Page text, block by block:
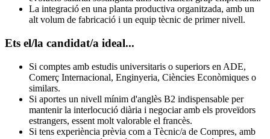
La integració en una planta productiva organitzada, amb un
alt volum de fabricació i un equip tècnic de primer nivell.
Ets el/la candidat/a ideal...
Si comptes amb estudis universitaris o superiors en ADE,
Comerç Internacional, Enginyeria, Ciències Econòmiques o
similars.
Si aportes un nivell mínim d'anglès B2 indispensable per
mantenir la interlocució diària i negociar amb els proveïdors
estrangers, essent molt valorable el francès.
Si tens experiència prèvia com a Tècnic/a de Compres, amb